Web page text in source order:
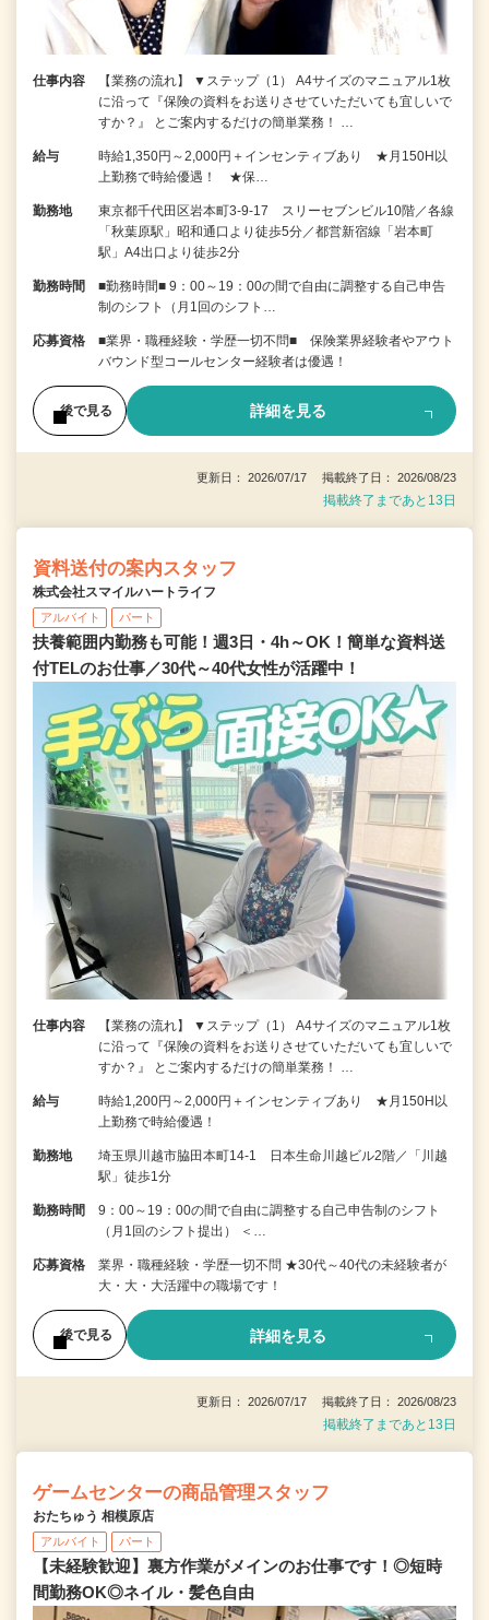
仕事内容
【業務の流れ】 ▼ステップ（1） A4サイズのマニュアル1枚
に沿って『保険の資料をお送りさせていただいても宜しいで
すか？』 とご案内するだけの簡単業務！ …
給与
時給1,350円～2,000円＋インセンティブあり ★月150H以
上勤務で時給優遇！ ★保…
勤務地
東京都千代田区岩本町3-9-17 スリーセブンビル10階／各線
「秋葉原駅」昭和通口より徒歩5分／都営新宿線「岩本町
駅」A4出口より徒歩2分
勤務時間
■勤務時間■ 9：00～19：00の間で自由に調整する自己申告
制のシフト（月1回のシフト…
応募資格
■業界・職種経験・学歴一切不問■ 保険業界経験者やアウト
バウンド型コールセンター経験者は優遇！
後で見る 詳細を見る
更新日： 2026/07/17 掲載終了日： 2026/08/23
掲載終了まであと13日
資料送付の案内スタッフ
株式会社スマイルハートライフ
アルバイト パート
扶養範囲内勤務も可能！週3日・4h～OK！簡単な資料送
付TELのお仕事／30代～40代女性が活躍中！
仕事内容
【業務の流れ】 ▼ステップ（1） A4サイズのマニュアル1枚
に沿って『保険の資料をお送りさせていただいても宜しいで
すか？』 とご案内するだけの簡単業務！ …
給与
時給1,200円～2,000円＋インセンティブあり ★月150H以
上勤務で時給優遇！
勤務地
埼玉県川越市脇田本町14-1 日本生命川越ビル2階／「川越
駅」徒歩1分
勤務時間
9：00～19：00の間で自由に調整する自己申告制のシフト
（月1回のシフト提出） ＜…
応募資格
業界・職種経験・学歴一切不問 ★30代～40代の未経験者が
大・大・大活躍中の職場です！
後で見る 詳細を見る
更新日： 2026/07/17 掲載終了日： 2026/08/23
掲載終了まであと13日
ゲームセンターの商品管理スタッフ
おたちゅう 相模原店
アルバイト パート
【未経験歓迎】裏方作業がメインのお仕事です！◎短時
間勤務OK◎ネイル・髪色自由